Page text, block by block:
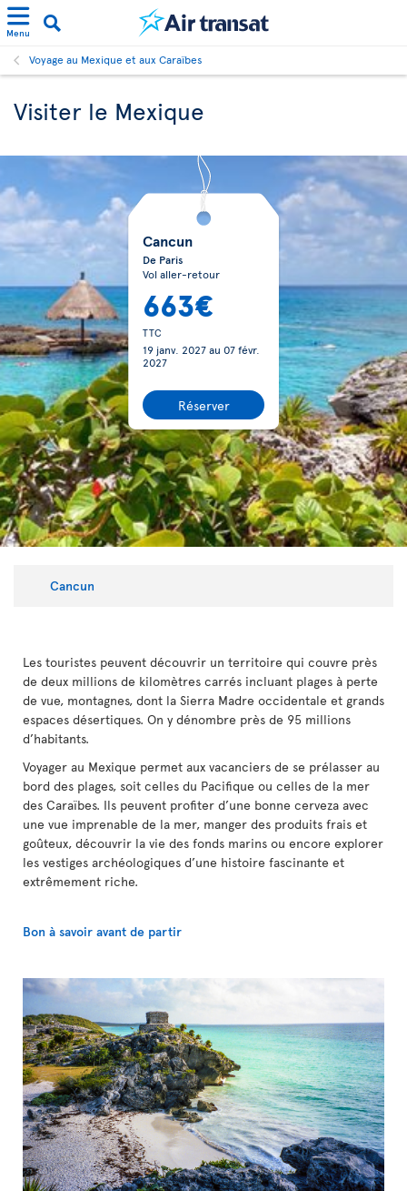
Menu
Voyage au Mexique et aux Caraïbes
Visiter le Mexique
Cancun
De Paris
Vol aller-retour
663€
TTC
19 janv. 2027au 07 févr.
2027
Réserver
Cancun
Les touristes peuvent découvrir un territoire qui couvre près
de deux millions de kilomètres carrés incluant plages à perte
de vue, montagnes, dont la Sierra Madre occidentale et grands
espaces désertiques. On y dénombre près de 95 millions
d’habitants.
Voyager au Mexique permet aux vacanciers de se prélasser au
bord des plages, soit celles du Pacifique ou celles de la mer
des Caraïbes. Ils peuvent profiter d’une bonne cerveza avec
une vue imprenable de la mer, manger des produits frais et
goûteux, découvrir la vie des fonds marins ou encore explorer
les vestiges archéologiques d’une histoire fascinante et
extrêmement riche.
Bon à savoir avant de partir